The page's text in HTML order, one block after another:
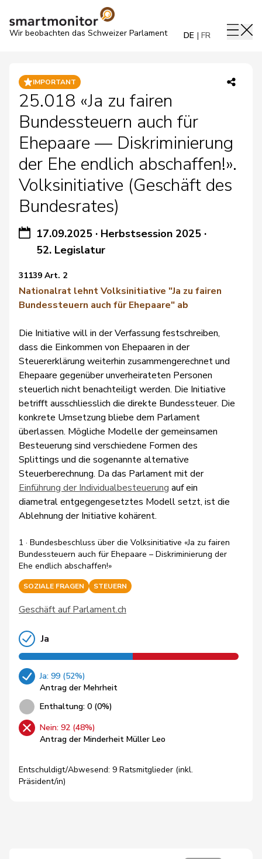
Wir beobachten das Schweizer Parlament DE FR
IMPORTANT
25.018 «Ja zu fairen
Bundessteuern auch für
Ehepaare — Diskriminierung
der Ehe endlich abschaffen!».
Volksinitiative (Geschäft des
Bundesrates)
17.09.2025 · Herbstsession 2025 ·
52. Legislatur
31139 Art. 2
Nationalrat lehnt Volksinitiative "Ja zu fairen
Bundessteuern auch für Ehepaare" ab
Die Initiative will in der Verfassung festschreiben,
dass die Einkommen von Ehepaaren in der
Steuererklärung weiterhin zusammengerechnet und
Ehepaare gegenüber unverheirateten Personen
steuerlich nicht benachteiligt werden. Die Initiative
betrifft ausschliesslich die direkte Bundessteuer. Die
konkrete Umsetzung bliebe dem Parlament
überlassen. Mögliche Modelle der gemeinsamen
Besteuerung sind verschiedene Formen des
Splittings und die sogenannte alternative
Steuerberechnung. Da das Parlament mit der
Einführung der Individualbesteuerung auf ein
diametral entgegengesetztes Modell setzt, ist die
Ablehnung der Initiative kohärent.
1 · Bundesbeschluss über die Volksinitiative «Ja zu fairen
Bundessteuern auch für Ehepaare – Diskriminierung der
Ehe endlich abschaffen!»
SOZIALE FRAGEN STEUERN
Geschäft auf Parlament.ch
Ja
Ja: 99 (52%)
Antrag der Mehrheit
Enthaltung: 0 (0%)
Nein: 92 (48%)
Antrag der Minderheit Müller Leo
Entschuldigt/Abwesend: 9 Ratsmitglieder (inkl.
Präsident/in)